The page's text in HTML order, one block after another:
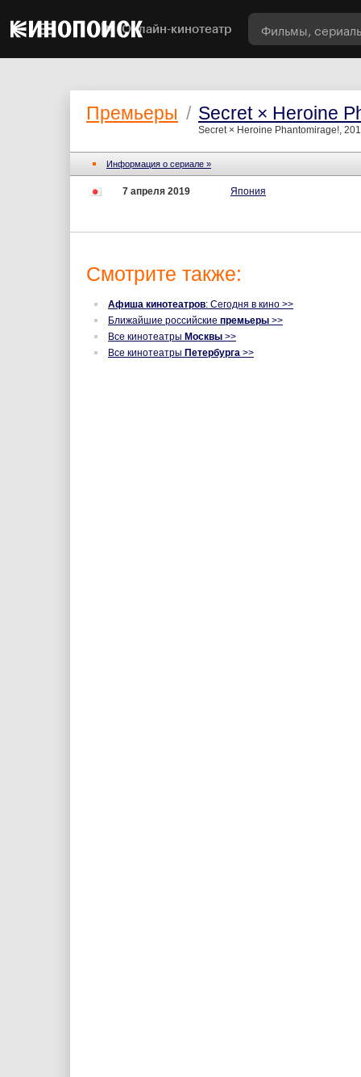
Онлайн-кинотеатр
Премьеры / Secret × Heroine
Secret × Heroine Phantomirage!,
Информация о сериале »
7 апреля 2019 Япония
Смотрите также:
Афиша кинотеатров: Сегодня в кино >>
Ближайшие российские премьеры >>
Все кинотеатры Москвы >>
Все кинотеатры Петербурга >>